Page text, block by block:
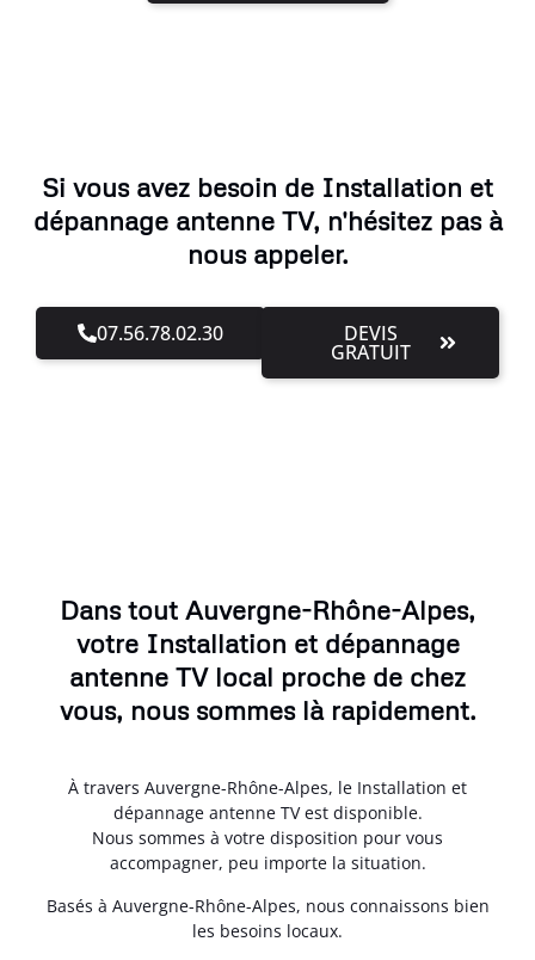
Si vous avez besoin de Installation et
dépannage antenne TV, n'hésitez pas à
nous appeler.
07.56.78.02.30 DEVIS
GRATUIT
Dans tout Auvergne-Rhône-Alpes,
votre Installation et dépannage
antenne TV local proche de chez
vous, nous sommes là rapidement.
À travers Auvergne-Rhône-Alpes, le Installation et
dépannage antenne TV est disponible.
Nous sommes à votre disposition pour vous
accompagner, peu importe la situation.
Basés à Auvergne-Rhône-Alpes, nous connaissons bien
les besoins locaux.